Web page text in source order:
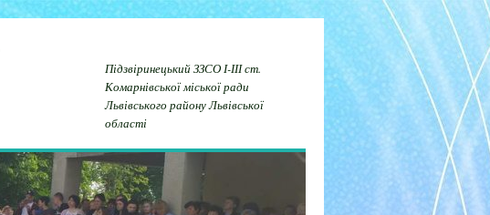
Підзвіринецький ЗЗСО І-ІІІ ст.
Комарнівської міської ради
Львівського району Львівської
області